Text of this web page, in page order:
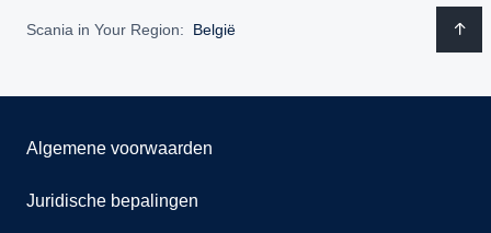
Scania in Your Region: België
Algemene voorwaarden
Juridische bepalingen